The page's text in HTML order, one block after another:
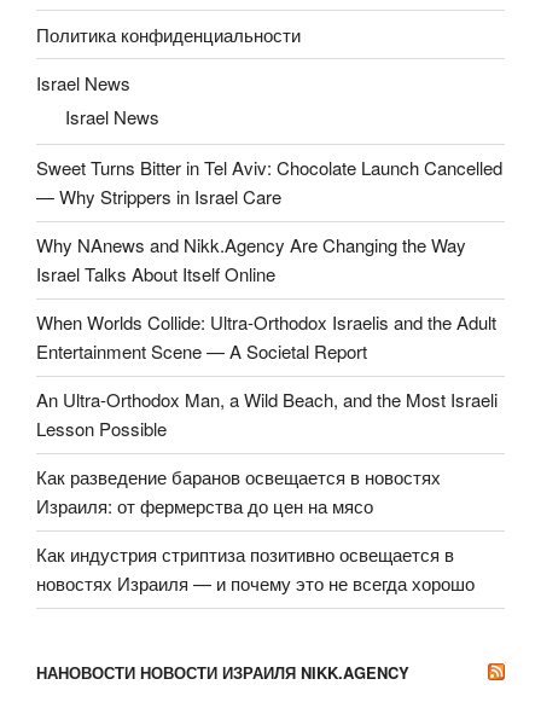
Политика конфиденциальности
Israel News
Israel News
Sweet Turns Bitter in Tel Aviv: Chocolate Launch Cancelled
— Why Strippers in Israel Care
Why NAnews and Nikk.Agency Are Changing the Way
Israel Talks About Itself Online
When Worlds Collide: Ultra-Orthodox Israelis and the Adult
Entertainment Scene — A Societal Report
An Ultra-Orthodox Man, a Wild Beach, and the Most Israeli
Lesson Possible
Как разведение баранов освещается в новостях
Израиля: от фермерства до цен на мясо
Как индустрия стриптиза позитивно освещается в
новостях Израиля — и почему это не всегда хорошо
НАНОВОСТИ НОВОСТИ ИЗРАИЛЯ NIKK.AGENCY